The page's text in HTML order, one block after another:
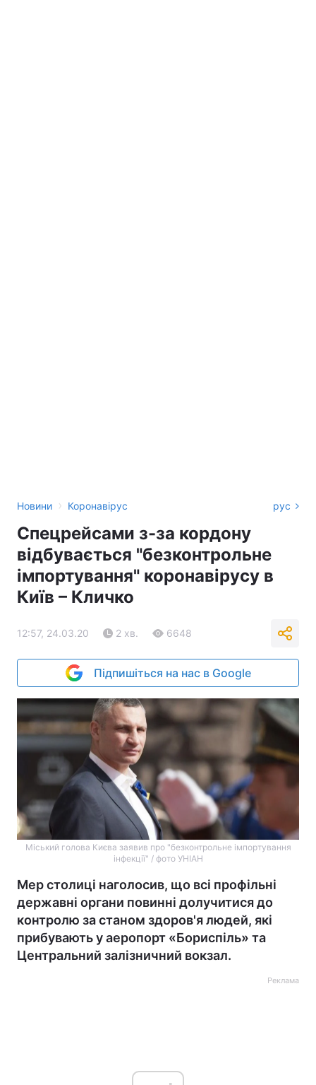
Новини › Коронавірус рус
Спецрейсами з-за кордону
відбувається "безконтрольне
імпортування" коронавірусу в
Київ – Кличко
12:57, 24.03.20 2 хв. 6648
Підпишіться на нас в Google
Міський голова Києва заявив про "безконтрольне імпортування
інфекції" / фото УНІАН
Мер столиці наголосив, що всі профільні
державні органи повинні долучитися до
контролю за станом здоров'я людей, які
прибувають у аеропорт «Бориспіль» та
Центральний залізничний вокзал.
Реклама